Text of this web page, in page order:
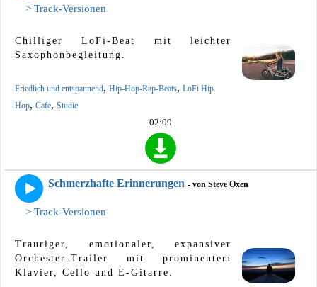
> Track-Versionen
Chilliger LoFi-Beat mit leichter
Saxophonbegleitung.
Friedlich und entspannend, Hip-Hop-Rap-Beats, LoFi Hip
Hop, Cafe, Studie
02:09
Schmerzhafte Erinnerungen - von Steve Oxen
> Track-Versionen
Trauriger, emotionaler, expansiver
Orchester-Trailer mit prominentem
Klavier, Cello und E-Gitarre.